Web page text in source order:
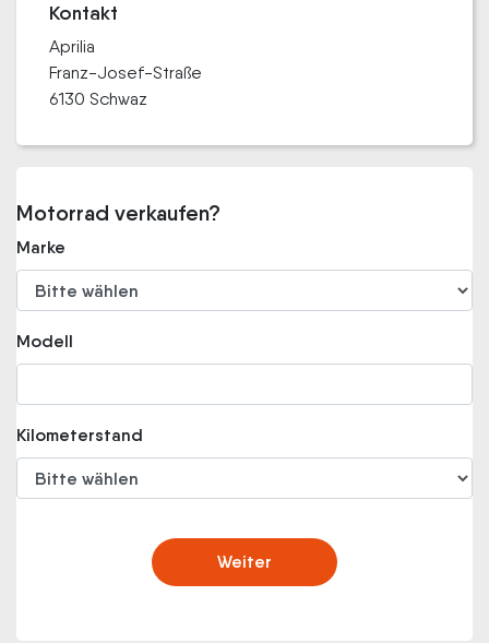
Kontakt
Aprilia
Franz-Josef-Straße
6130 Schwaz
Motorrad verkaufen?
Marke
Modell
Kilometerstand
Weiter